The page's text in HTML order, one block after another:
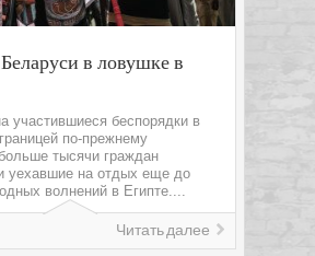
в ловушке в
участившиеся беспорядки в
по-прежнему
тысячи граждан
уехавшие на отдых еще до
волнений в Египте....
Читать далее